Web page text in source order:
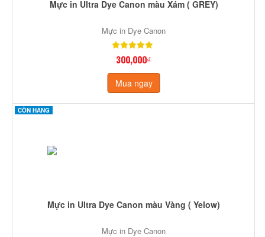
Mực in Ultra Dye Canon màu Xám ( GREY)
Mực in Dye Canon
300,000₫
Mua ngay
CÒN HÀNG
Mực in Ultra Dye Canon màu Vàng ( Yelow)
Mực in Dye Canon